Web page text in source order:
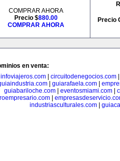
COMPRAR AHORA
Precio $880.00
COMPRAR AHORA
Precio
en venta:
infoviajeros.com
circuitodenegocios.com
guiarafaela.com
guiabariloche.com
eventosmiami.com
|
industriasculturales.com|